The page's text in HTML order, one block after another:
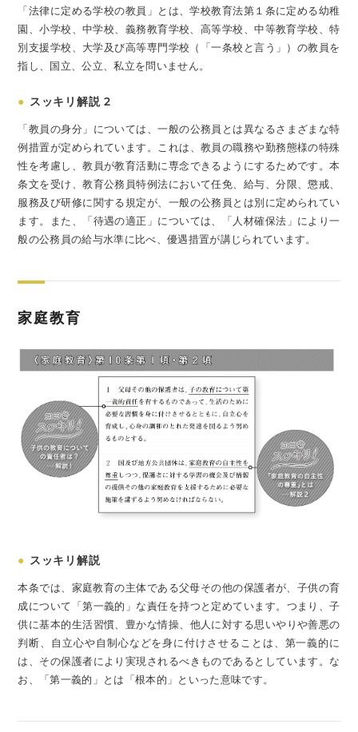
「法律に定める学校の教員」とは、学校教育法第１条に定める幼稚
園、小学校、中学校、義務教育学校、高等学校、中等教育学校、特
別支援学校、大学及び高等専門学校（「一条校と言う」）の教員を
指し、国立、公立、私立を問いません。
● スッキリ解説 2
「教員の身分」については、一般の公務員とは異なるさまざまな特
例措置が定められています。これは、教員の職務や勤務態様の特殊
性を考慮し、教員が教育活動に専念できるようにするためです。本
条文を受け、教育公務員特例法において任免、給与、分限、懲戒、
服務及び研修に関する規定が、一般の公務員とは別に定められてい
ます。また、「待遇の適正」については、「人材確保法」により一
般の公務員の給与水準に比べ、優遇措置が講じられています。
家庭教育
● スッキリ解説
本条では、家庭教育の主体である父母その他の保護者が、子供の育
成について「第一義的」な責任を持つと定めています。つまり、子
供に基本的生活習慣、豊かな情操、他人に対する思いやりや善悪の
判断、自立心や自制心などを身に付けさせることは、第一義的に
は、その保護者により実現されるべきものであるとしています。な
お、「第一義的」とは「根本的」といった意味です。